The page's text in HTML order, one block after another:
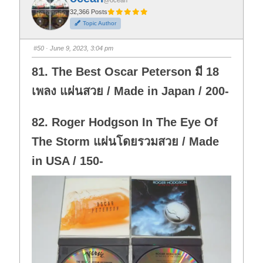
r
t
h
u
m
d
o
.
t
h
u
m
u
p
32,366 Posts
Topic Author
#50 · June 9, 2023, 3:04 pm
81. The Best Oscar Peterson มี 18
เพลง แผ่นสวย / Made in Japan / 200-
82. Roger Hodgson In The Eye Of
The Storm แผ่นโดยรวมสวย / Made
in USA / 150-